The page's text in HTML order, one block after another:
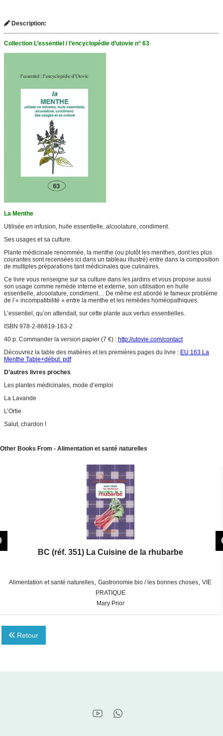
Description:
Collection L’essentiel / l’encyclopédie d’utovie n° 63
La Menthe
Utilisée en infusion, huile essentielle, alcoolature, condiment.
Ses usages et sa culture.
Plante médicinale renommée, la menthe (ou plutôt les menthes, dont les plus
courantes sont recensées ici dans un tableau illustré) entre dans la composition
de multiples préparations tant médicinales que culinaires.
Ce livre vous renseigne sur sa culture dans les jardins et vous propose aussi
son usage comme remède interne et externe, son utilisation en huile
essentielle, alcoolature, condiment… De même est abordé le fameux problème
de l’« incompatibilité » entre la menthe et les remèdes homéopathiques.
L’essentiel, qu’on attendait, sur cette plante aux vertus essentielles.
ISBN 978-2-86819-163-2
40 p. Commander la version papier (7 €) : http://utovie.com/contact
Découvrez la table des matières et les premières pages du livre : EU 163 La
Menthe Table+début. pdf
D’autres livres proches
Les plantes médicinales, mode d’emploi
La Lavande
L’Ortie
Salut, chardon !
Other Books From - Alimentation et santé naturelles
BC (réf. 351) La Cuisine de la rhubarbe
Alimentation et santé naturelles Gastronomie bio / les bonnes choses VIE
PRATIQUE
Mary Prior
Retour